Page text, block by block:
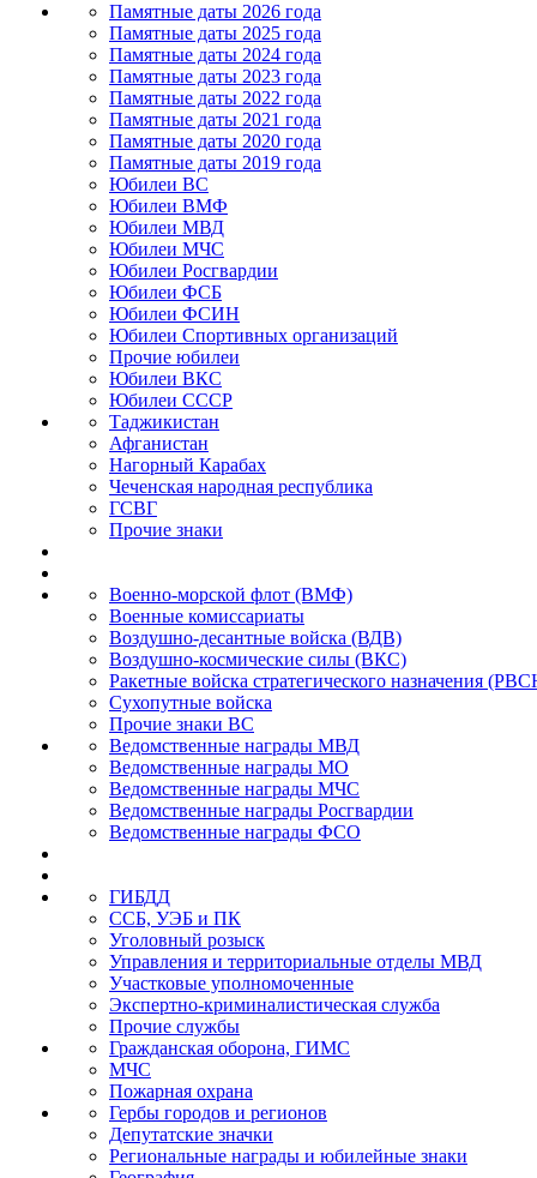
Памятные даты 2026 года
Памятные даты 2025 года
Памятные даты 2024 года
Памятные даты 2023 года
Памятные даты 2022 года
Памятные даты 2021 года
Памятные даты 2020 года
Памятные даты 2019 года
Юбилеи ВС
Юбилеи ВМФ
Юбилеи МВД
Юбилеи МЧС
Юбилеи Росгвардии
Юбилеи ФСБ
Юбилеи ФСИН
Юбилеи Спортивных организаций
Прочие юбилеи
Юбилеи ВКС
Юбилеи СССР
Таджикистан
Афганистан
Нагорный Карабах
Чеченская народная республика
ГСВГ
Прочие знаки
Военно-морской флот (ВМФ)
Военные комиссариаты
Воздушно-десантные войска (ВДВ)
Воздушно-космические силы (ВКС)
Ракетные войска стратегического назначения
Сухопутные войска
Прочие знаки ВС
Ведомственные награды МВД
Ведомственные награды МО
Ведомственные награды МЧС
Ведомственные награды Росгвардии
Ведомственные награды ФСО
ГИБДД
ССБ, УЭБ и ПК
Уголовный розыск
Управления и территориальные отделы МВД
Участковые уполномоченные
Экспертно-криминалистическая служба
Прочие службы
Гражданская оборона, ГИМС
МЧС
Пожарная охрана
Гербы городов и регионов
Депутатские значки
Региональные награды и юбилейные знаки